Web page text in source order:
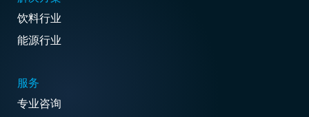
饮料行业
能源行业
服务
专业咨询